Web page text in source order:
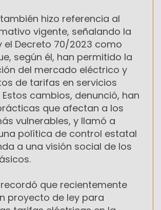
hizo referencia al
vigente, señalando la
el Decreto 70/2023 como
según él, han permitido la
del mercado eléctrico y
de tarifas en servicios
Estos cambios, denunció, han
que afectan a los
vulnerables, y llamó a
política de control estatal
a una visión social de los
que recientemente
proyecto de ley para